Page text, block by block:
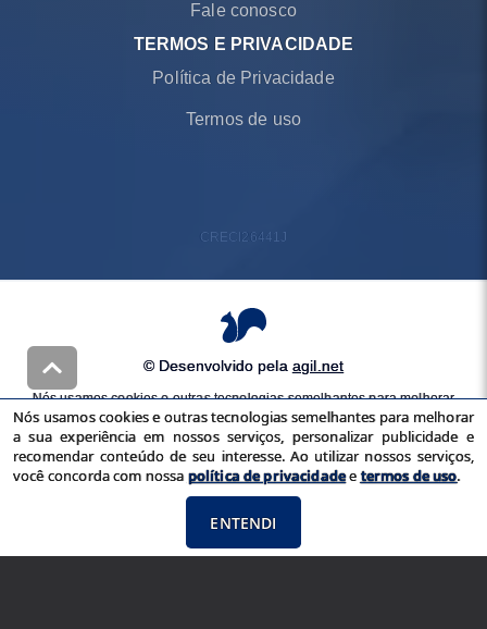
Fale conosco
TERMOS E PRIVACIDADE
Política de Privacidade
Termos de uso
CRECI 26441J
© Desenvolvido pela agil.net
Nós usamos cookies e outras tecnologias semelhantes para melhorar
a sua experiência em nossos serviços, personalizar publicidade e
recomendar conteúdo de seu interesse. Ao utilizar nossos serviços,
você concorda com nossapolítica de privacidadeetermos de uso
Nós usamos cookies e outras tecnologias semelhantes para melhorar
a sua experiência em nossos serviços, personalizar publicidade e
recomendar conteúdo de seu interesse. Ao utilizar nossos serviços,
você concorda com nossa política de privacidadeetermos de uso.
ENTENDI